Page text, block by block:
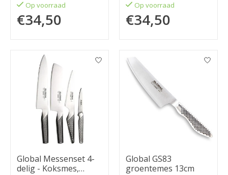
Op voorraad
€34,50
Op voorraad
€34,50
Global Messenset 4-
delig - Koksmes,
Global GS83
groentemes 13cm